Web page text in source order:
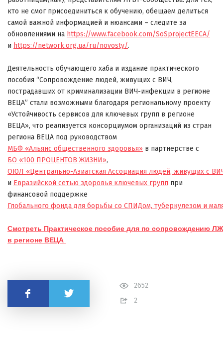
кто не смог присоединиться к обучению, обещаем делиться
самой важной информацией и нюансами – следите за
обновлениями на https://www.facebook.com/SoSprojectEECA/
и https://network.org.ua/ru/novosty/.
Деятельность обучающего хаба и издание практического
пособия “Сопровождение людей, живущих с ВИЧ,
пострадавших от криминализации ВИЧ-инфекции в регионе
ВЕЦА” стали возможными благодаря региональному проекту
«Устойчивость сервисов для ключевых групп в регионе
ВЕЦА», что реализуется консорциумом организаций из стран
региона ВЕЦА под руководством
МБФ «Альянс общественного здоровья» в партнерстве с
БО «100 ПРОЦЕНТОВ ЖИЗНИ»,
ОЮЛ «Центрально-Азиатская Ассоциация людей, живущих с
и Евразийской сетью здоровья ключевых групп при
финансовой поддержке
Глобального фонда для борьбы со СПИДом, туберкулезом и
Смотреть Практическое пособие для по сопровождению
в регионе ВЕЦА
2652
2
Поделиться